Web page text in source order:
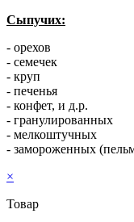
Сыпучих:
- орехов
- семечек
- круп
- печенья
- конфет, и д.р.
- гранулированных
- мелкоштучных
- замороженных
×
Товар